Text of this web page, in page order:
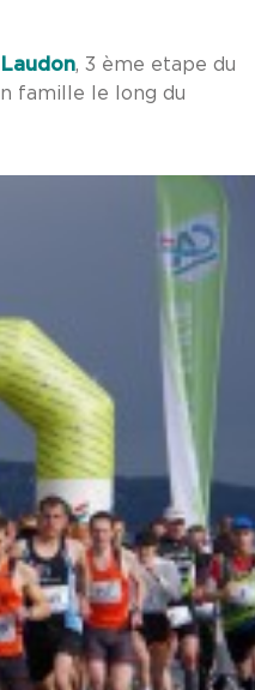
, 3 ème etape du
famille le long du